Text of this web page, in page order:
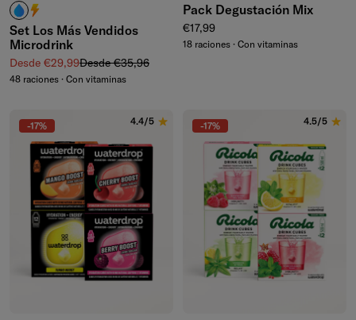
¿Cafeína? No la necesito.
¿Cafeína? ¡Me encanta!
Set Los Más Vendidos
Microdrink
Precio de venta
Desde €29,99Precio normal
Desde €35,96
48 raciones · Con vitaminas
Pack Degustación Mix
Precio normal
€17,99
18 raciones · Con vitaminas
-17% 4.4/5 -17% 4.5/5